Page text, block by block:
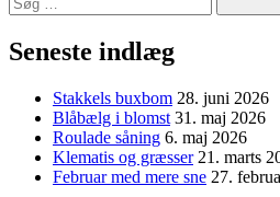
Seneste indlæg
Stakkels buxbom 28. juni 2026
Blåbælg i blomst 31. maj 2026
Roulade såning 6. maj 2026
Klematis og græsser 21. marts
Februar med mere sne 27.